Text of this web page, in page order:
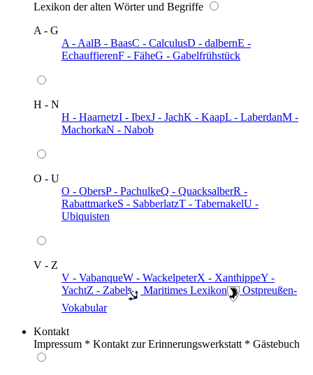
Lexikon der alten Wörter und Begriffe
A - G
A - AalB - BaasC - CalculusD - dalbernE -
EchauffierenF - FäheG - Gabelfrühstück
H - N
H - HaarnetzI - IbexJ - JachK - KaapL - LaberdanM -
MachorkaN - Nabob
O - U
O - ObersP - PachulkeQ - QuacksalberR -
RabattmarkeS - SabberlatzT - TabernakelU -
Ubiquisten
V - Z
V - VabanqueW - WackelpeterX - XanthippeY -
YachtZ - Zabel ️ Maritimes Lexikon
️ Ostpreußen-
Vokabular
Kontakt
Impressum * Kontakt zur Erinnerungswerkstatt * Gästebuch